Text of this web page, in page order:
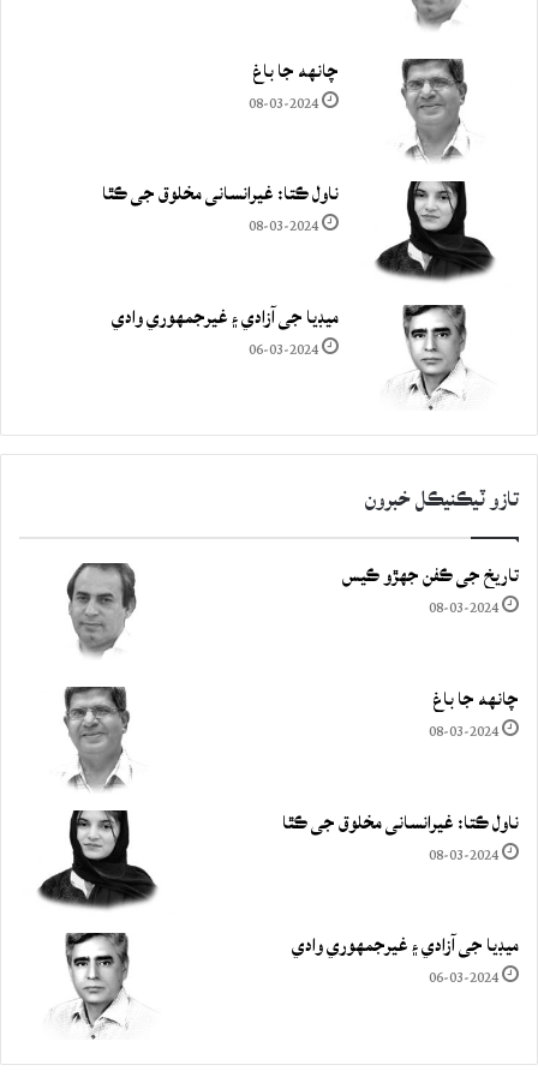
چانهه جا باغ
08-03-2024
ناول ڪتا: غيرانساني مخلوق جي ڪٿا
08-03-2024
ميڊيا جي آزادي ۽ غيرجمھوري وادي
06-03-2024
تازو ٽيڪنيڪل خبرون
تاريخ جي ڪفن جھڙو ڪيس
08-03-2024
چانهه جا باغ
08-03-2024
ناول ڪتا: غيرانساني مخلوق جي ڪٿا
08-03-2024
ميڊيا جي آزادي ۽ غيرجمھوري وادي
06-03-2024